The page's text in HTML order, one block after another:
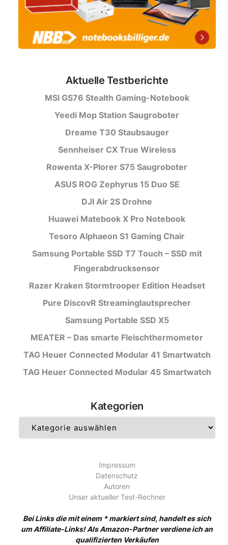
Aktuelle Testberichte
MSI GS76 Stealth Gaming-Notebook
Yeedi Mop Station Saugroboter
Dreame T30 Staubsauger
Sennheiser CX True Wireless
Rowenta X-Plorer S75 Saugroboter
ASUS ROG Zephyrus 15 Duo SE
DJI Air 2S Drohne
Huawei Matebook X Pro Notebook
Tesoro Alphaeon S1 Gaming Chair
Samsung Portable SSD T7 Touch – SSD mit
Fingerabdrucksensor
Razer Kraken Stormtrooper Edition Headset
Pure DiscovR Streaminglautsprecher
Samsung Portable SSD X5
MEATER – Das smarte Fleischthermometer
TAG Heuer Connected Modular 41 Smartwatch
TAG Heuer Connected Modular 45 Smartwatch
Kategorien
Impressum
Datenschutz
Autoren
Unser aktueller Test-Rechner
Bei Links die mit einem * markiert sind, handelt es sich
um Affiliate-Links! Als Amazon-Partner verdiene ich an
qualifizierten Verkäufen